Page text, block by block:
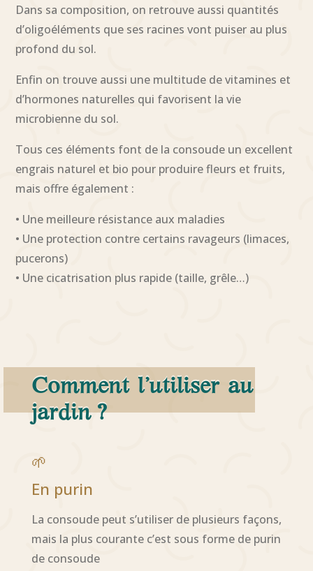
Dans sa composition, on retrouve aussi quantités
d’oligoéléments que ses racines vont puiser au plus
profond du sol.
Enfin on trouve aussi une multitude de vitamines et
d’hormones naturelles qui favorisent la vie
microbienne du sol.
Tous ces éléments font de la consoude un excellent
engrais naturel et bio pour produire fleurs et fruits,
mais offre également :
• Une meilleure résistance aux maladies
• Une protection contre certains ravageurs (limaces,
pucerons)
• Une cicatrisation plus rapide (taille, grêle…)
Comment l’utiliser au
jardin ?
🌱
En purin
La consoude peut s’utiliser de plusieurs façons,
mais la plus courante c’est sous forme de purin
de consoude